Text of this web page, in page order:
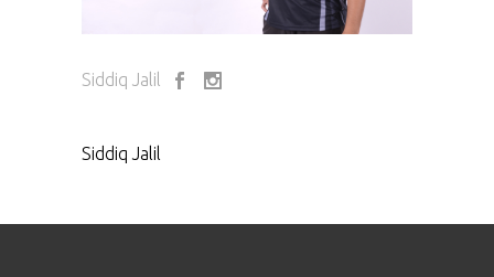
Siddiq Jalil
Siddiq Jalil